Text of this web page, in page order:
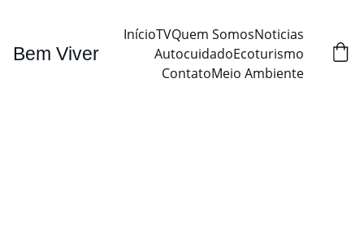
Bem Viver
InícioTVQuem SomosNoticias
AutocuidadoEcoturismo
ContatoMeio Ambiente